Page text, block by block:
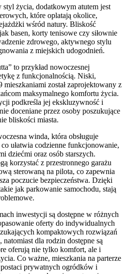
życia, dodatkowym atutem jest
które oplatają okolice,
wśród natury. Bliskość
basen, korty tenisowe czy siłownie
zdrowego, aktywnego stylu
z miejskich udogodnień.
to przykład nowoczesnej
z funkcjonalnością. Niski,
został zaprojektowany z
maksymalnego komfortu życia.
podkreśla jej ekskluzywność i
doceniane przez osoby poszukujące
bliskości miasta.
winda, która obsługuje
ułatwia codzienne funkcjonowanie,
dziećmi oraz osób starszych.
korzystać z przestronnego garażu
sterowaną na pilota, co zapewnia
poczucie bezpieczeństwa. Dzięki
jak parkowanie samochodu, stają
inwestycji są dostępne w różnych
oferty do indywidualnych
kompaktowych rozwiązań
dla rodzin dostępne są
oferują nie tylko komfort, ale i
Co ważne, mieszkania na parterze
prywatnych ogródków i